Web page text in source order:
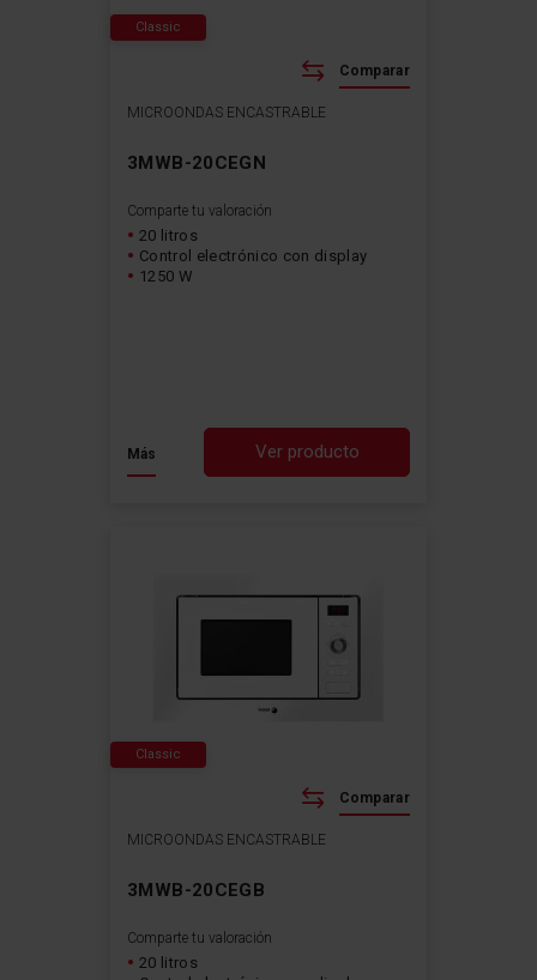
MICROONDAS ENCASTRABLE
3MWB-20CEGN
Ver producto
Más
Comparte tu valoración
20 litros
Control electrónico con display
1250 W
Comparar
Classic
MICROONDAS ENCASTRABLE
3MWB-20CEGB
Comparte tu valoración
20 litros
Comparar
Classic